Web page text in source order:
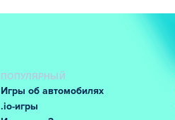
ПОПУЛЯРНЫЙ
Игры об автомобилях
.io-игры